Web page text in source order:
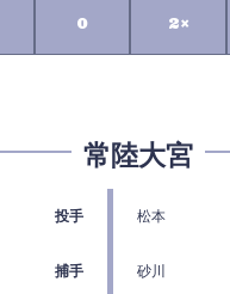
0 2×
常陸大宮
投手 松本
捕手 砂川